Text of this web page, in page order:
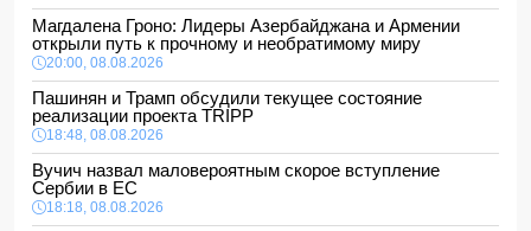
Магдалена Гроно: Лидеры Азербайджана и Армении
открыли путь к прочному и необратимому миру
20:00, 08.08.2026
Пашинян и Трамп обсудили текущее состояние
реализации проекта TRIPP
18:48, 08.08.2026
Вучич назвал маловероятным скорое вступление
Сербии в ЕС
18:18, 08.08.2026